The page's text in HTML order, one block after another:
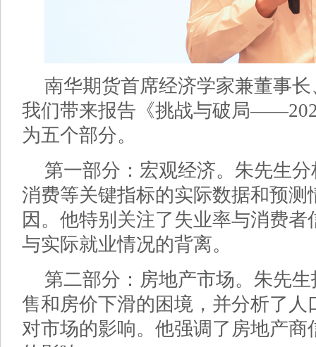
南华期货首席经济学家兼董事
我们带来报告《挑战与破局
为五个部分。
第一部分：宏观经济。朱先生
消费等关键指标的实际数据和预
因。他特别关注了失业率与消费
与实际就业情况的背离。
第二部分：房地产市场。朱先
售和房价下滑的困境，并分析了
对市场的影响。他强调了房地产